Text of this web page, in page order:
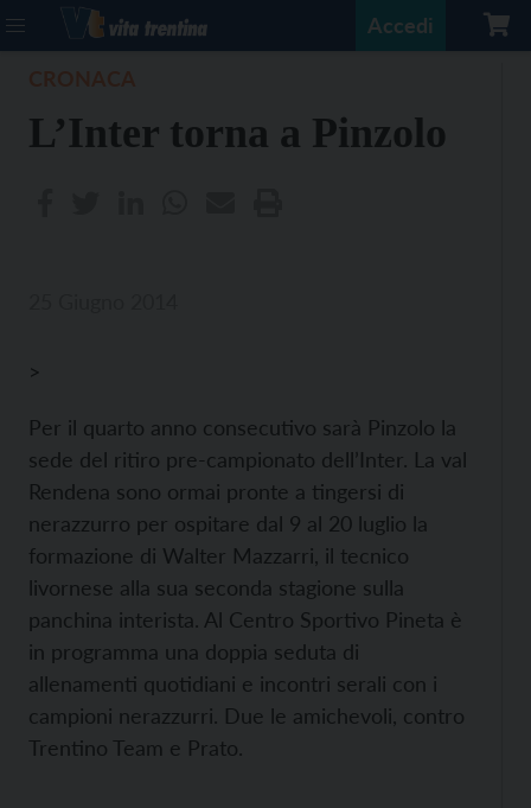
Accedi
L’Inter torna a Pinzolo
>
Per il quarto anno consecutivo sarà Pinzolo la
sede del ritiro pre-campionato dell’Inter. La val
Rendena sono ormai pronte a tingersi di
nerazzurro per ospitare dal 9 al 20 luglio la
formazione di Walter Mazzarri, il tecnico
livornese alla sua seconda stagione sulla
panchina interista. Al Centro Sportivo Pineta è
in programma una doppia seduta di
allenamenti quotidiani e incontri serali con i
campioni nerazzurri. Due le amichevoli, contro
Trentino Team e Prato.